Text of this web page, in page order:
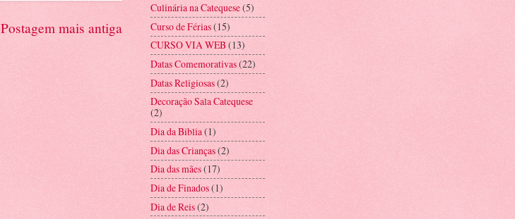
Postagem mais antiga
Culinária na Catequese(5)
Curso de Férias(15)
CURSO VIA WEB(13)
Datas Comemorativas(22)
Datas Religiosas(2)
Decoração Sala Catequese
(2)
Dia da Biblia(1)
Dia das Crianças(2)
Dia das mães(17)
Dia de Finados(1)
Dia de Reis(2)